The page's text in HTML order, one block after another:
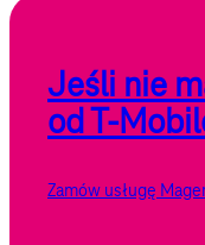
Jeśli nie
od T-
Zamów usługę